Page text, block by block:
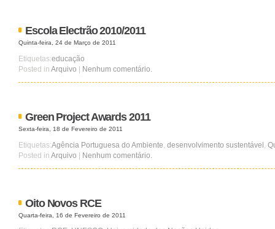
Escola Electrão 2010/2011
Quinta-feira, 24 de Março de 2011
Etiquetas:educação
Posted in Arquivo | Nenhum comentário.
Green Project Awards 2011
Sexta-feira, 18 de Fevereiro de 2011
Etiquetas:Agência Portuguesa do Ambiente desenvolvimento sustentável
Posted in Arquivo | Nenhum comentário.
Oito Novos RCE
Quarta-feira, 16 de Fevereiro de 2011